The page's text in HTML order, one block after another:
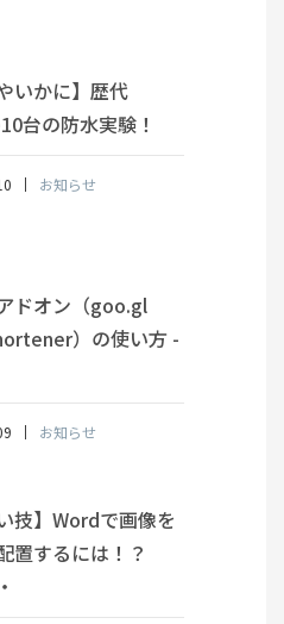
いかに】歴代
台の防水実験！
お知らせ
ドオン（goo.gl
）の使い方 -
お知らせ
技】Wordで画像を
置するには！？